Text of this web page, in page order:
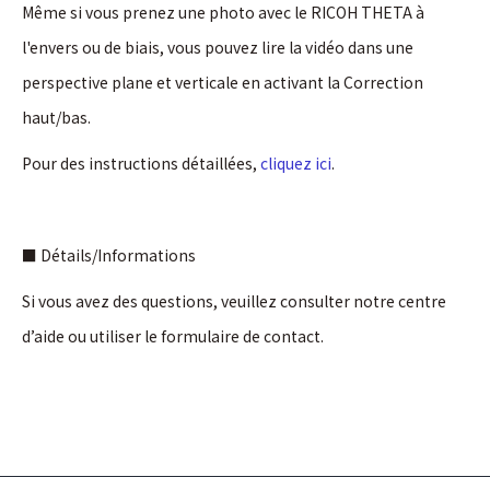
Même si vous prenez une photo avec le RICOH THETA à
l'envers ou de biais, vous pouvez lire la vidéo dans une
perspective plane et verticale en activant la Correction
haut/bas.
Pour des instructions détaillées, cliquez ici.
■ Détails/Informations
Si vous avez des questions, veuillez consulter notre centre
d’aide ou utiliser le formulaire de contact.